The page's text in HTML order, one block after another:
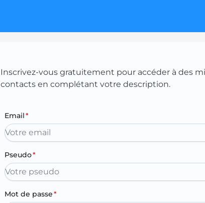
Inscrivez-vous gratuitement pour accéder à des
contacts en complétant votre description.
Email*
Pseudo*
Mot de passe*